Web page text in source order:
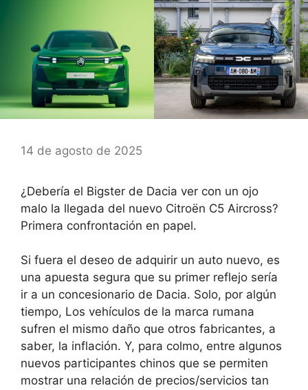
14 de agosto de 2025
¿Debería el Bigster de Dacia ver con un ojo
malo la llegada del nuevo Citroën C5 Aircross?
Primera confrontación en papel.
Si fuera el deseo de adquirir un auto nuevo, es
una apuesta segura que su primer reflejo sería
ir a un concesionario de Dacia. Solo, por algún
tiempo, Los vehículos de la marca rumana
sufren el mismo daño que otros fabricantes, a
saber, la inflación. Y, para colmo, entre algunos
nuevos participantes chinos que se permiten
mostrar una relación de precios/servicios tan